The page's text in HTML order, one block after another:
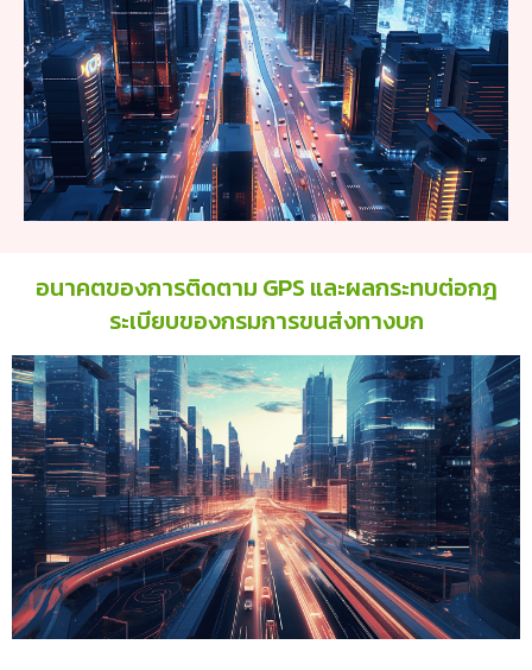
อนาคตของการติดตาม GPS และผลกระทบต่อกฎ
ระเบียบของกรมการขนส่งทางบก